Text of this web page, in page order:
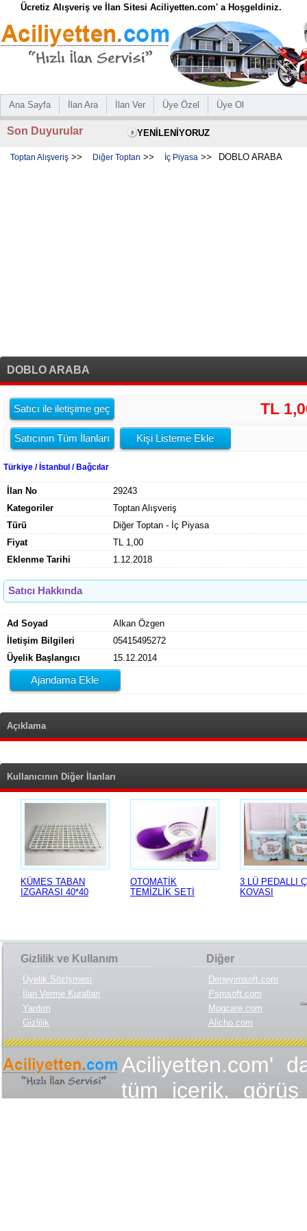
Ücretiz Alışveriş ve İlan Sitesi Aciliyetten.com' a Hoşgeldiniz.
Ana Sayfa İlan Ara İlan Ver Üye Özel Üye Ol
Son Duyurular YENİLENİYORUZ
Toptan Alışveriş >> Diğer Toptan >> İç Piyasa >> DOBLO ARABA
DOBLO ARABA
Satıcı ile iletişime geç TL
Satıcının Tüm İlanları Kişi Listeme Ekle
Türkiye / İstanbul / Bağcılar
İlan No
29243
Kategoriler
Toptan Alışveriş
Türü
Diğer Toptan - İç Piyasa
Fiyat
TL 1,00
Eklenme Tarihi
1.12.2018
Satıcı Hakkında
Ad Soyad
Alkan Özgen
İletişim Bilgileri
05415495272
Üyelik Başlangıcı
15.12.2014
Ajandama Ekle
Açıklama
Kullanıcının Diğer İlanları
KÜMES TABAN
IZGARASI 40*40
OTOMATİK
TEMİZLİK SETİ
3 LÜ PEDALLI
KOVASI
Gizlilik ve Kullanım
Üyelik Sözlşmesi
İlan Verme Kurallari
Yardım
Gizlilik
Diğer
Deneyimsoft.com
Psmsoft.com
Mpgcare.com
Alicho.com
Aciliyetten.com'
tüm içerik,